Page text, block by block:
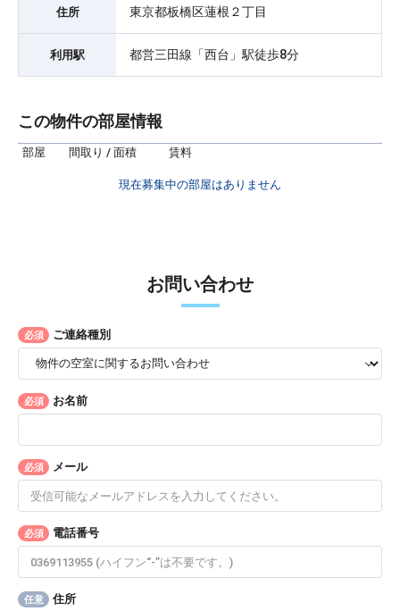
住所 東京都板橋区蓮根２丁目
利用駅 都営三田線「西台」駅徒歩8分
この物件の部屋情報
部屋 間取り / 面積 賃料
現在募集中の部屋はありません
お問い合わせ
必須 ご連絡種別
必須 お名前
必須 メール
必須 電話番号
任意 住所